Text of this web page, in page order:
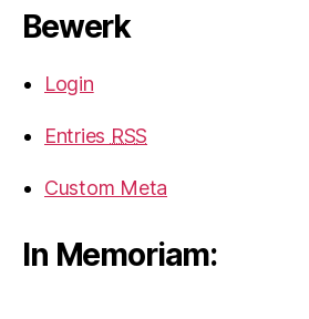
Bewerk
Login
Entries RSS
Custom Meta
In Memoriam: